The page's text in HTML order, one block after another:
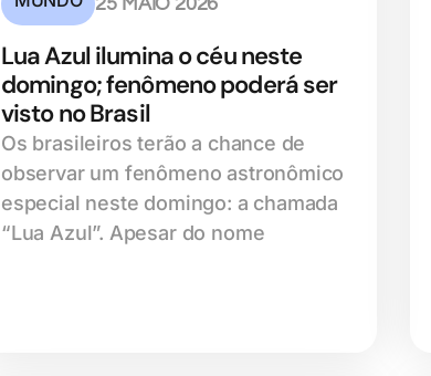
Lua Azul ilumina o céu neste
domingo; fenômeno poderá ser
visto no Brasil
Os brasileiros terão a chance de
observar um fenômeno astronômico
especial neste domingo: a chamada
“Lua Azul”. Apesar do nome